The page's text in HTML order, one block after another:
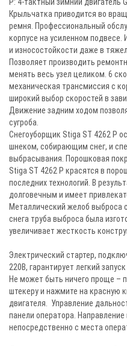
Крыльчатка приводится во
ремня. Профессиональный
корпусе на усиленном
и износостойкости даже в
Позволяет производить
менять весь узел целиком. 6
механическая трансмиссия с
широкий выбор скоростей в
Движение задним ходом
сугроба.
Снегоуборщик Stiga ST 4262 P
шнеком, собирающим снег, и
выбрасывания. Порошковая
Stiga ST 4262 P красятся в
последних технологий. В
долговечным и имеет
Металлический желоб выброса
снега труба выброса была
увеличивает жесткость
Электрический стартер,
220В, гарантирует легкий
Не может быть ничего проще –
штекеру и нажмите на красную
двигателя. Управление
панели оператора.
непосредственно с места